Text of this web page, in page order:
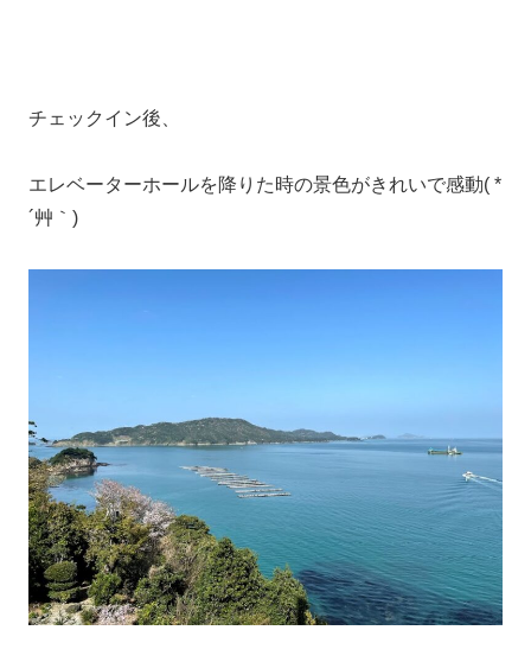
チェックイン後、
エレベーターホールを降りた時の景色がきれいで感動( *
´艸｀)